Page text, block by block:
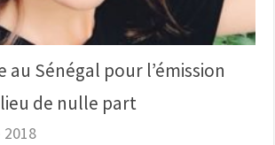
au Sénégal pour l’émission
de nulle part